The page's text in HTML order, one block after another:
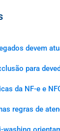
devem
para
da NF-e e
regras de